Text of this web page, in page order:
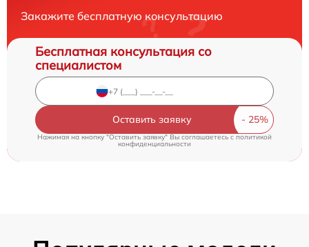
Закажите бесплатную консультацию
Бесплатная консультация со
специалистом
Оставить заявку
Нажимая на кнопку "Оставить заявку" Вы соглашаетесь c политикой
конфиденциальности